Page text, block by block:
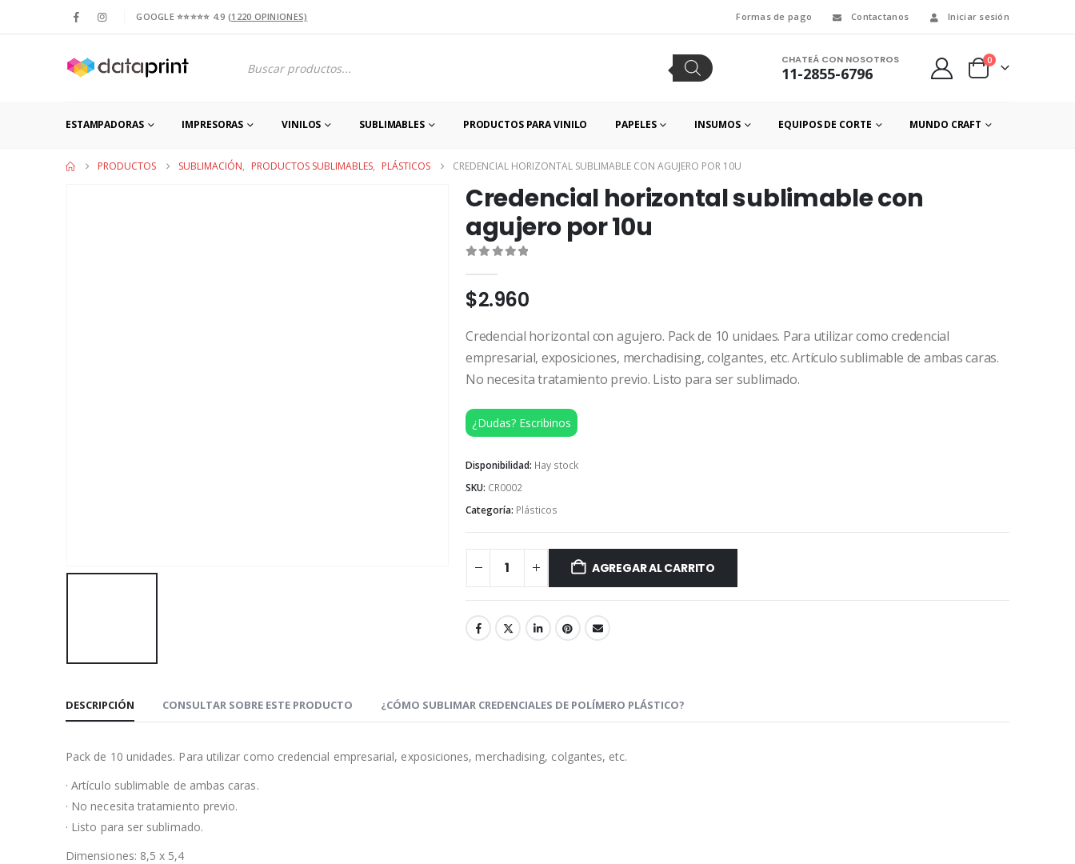
GOOGLE ⭐⭐⭐⭐⭐ 4.9 (1220 OPINIONES) Formas de pago Contactanos Iniciar sesión
search
CHATEÁ CON NOSOTROS
11-2855-6796
0
ESTAMPADORAS IMPRESORAS VINILOS SUBLIMABLES PRODUCTOS PARA VINILO PAPELES INSUMOS EQUIPOS DE CORTE MUNDO CRAFT
PRODUCTOS SUBLIMACIÓN, PRODUCTOS SUBLIMABLES, PLÁSTICOS CREDENCIAL HORIZONTAL SUBLIMABLE CON AGUJERO POR 10U
Credencial horizontal sublimable con
agujero por 10u
$2.960
Credencial horizontal con agujero. Pack de 10 unidaes. Para utilizar como credencial
empresarial, exposiciones, merchadising, colgantes, etc. Artículo sublimable de ambas caras.
No necesita tratamiento previo. Listo para ser sublimado.
¿Dudas? Escribinos
Disponibilidad: Hay stock
SKU: CR0002
Categoría: Plásticos
AGREGAR AL CARRITO
DESCRIPCIÓN CONSULTAR SOBRE ESTE PRODUCTO ¿CÓMO SUBLIMAR CREDENCIALES DE POLÍMERO PLÁSTICO?
Pack de 10 unidades. Para utilizar como credencial empresarial, exposiciones, merchadising, colgantes, etc.
· Artículo sublimable de ambas caras.
· No necesita tratamiento previo.
· Listo para ser sublimado.
Dimensiones: 8,5 x 5,4